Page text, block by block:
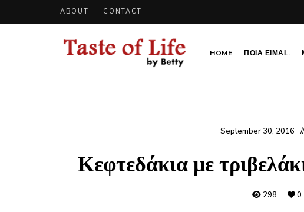
ABOUT CONTACT
HOME ΠΟΙΑ ΕΙΜΑΙ..
September 30, 2016
Κεφτεδάκια με
298 0